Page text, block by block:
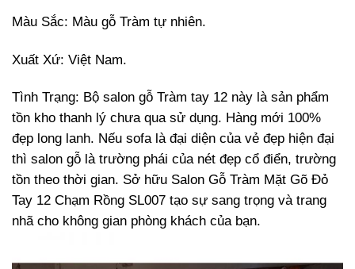
Màu Sắc: Màu gỗ Tràm tự nhiên.
Xuất Xứ: Việt Nam.
Tình Trạng: Bộ salon gỗ Tràm tay 12 này là sản phẩm
tồn kho thanh lý chưa qua sử dụng. Hàng mới 100%
đẹp long lanh. Nếu sofa là đại diện của vẻ đẹp hiện đại
thì salon gỗ là trường phái của nét đẹp cổ điển, trường
tồn theo thời gian. Sở hữu Salon Gỗ Tràm Mặt Gõ Đỏ
Tay 12 Chạm Rồng SL007 tạo sự sang trọng và trang
nhã cho không gian phòng khách của bạn.